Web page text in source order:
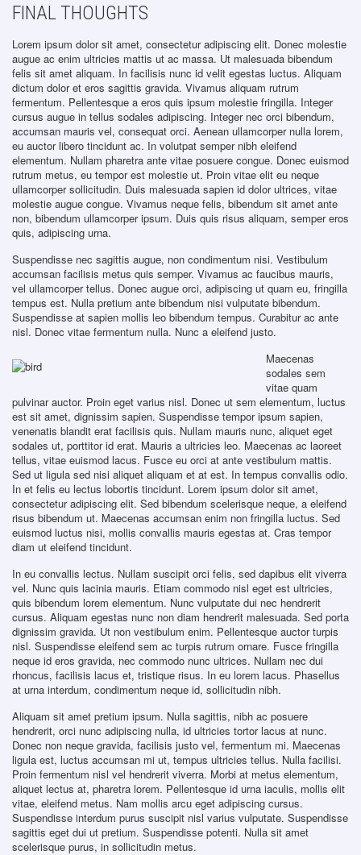
FINAL THOUGHTS
Lorem ipsum dolor sit amet, consectetur adipiscing elit. Donec molestie
augue ac enim ultricies mattis ut ac massa. Ut malesuada bibendum
felis sit amet aliquam. In facilisis nunc id velit egestas luctus. Aliquam
dictum dolor et eros sagittis gravida. Vivamus aliquam rutrum
fermentum. Pellentesque a eros quis ipsum molestie fringilla. Integer
cursus augue in tellus sodales adipiscing. Integer nec orci bibendum,
accumsan mauris vel, consequat orci. Aenean ullamcorper nulla lorem,
eu auctor libero tincidunt ac. In volutpat semper nibh eleifend
elementum. Nullam pharetra ante vitae posuere congue. Donec euismod
rutrum metus, eu tempor est molestie ut. Proin vitae elit eu neque
ullamcorper sollicitudin. Duis malesuada sapien id dolor ultrices, vitae
molestie augue congue. Vivamus neque felis, bibendum sit amet ante
non, bibendum ullamcorper ipsum. Duis quis risus aliquam, semper eros
quis, adipiscing urna.
Suspendisse nec sagittis augue, non condimentum nisi. Vestibulum
accumsan facilisis metus quis semper. Vivamus ac faucibus mauris,
vel ullamcorper tellus. Donec augue orci, adipiscing ut quam eu, fringilla
tempus est. Nulla pretium ante bibendum nisi vulputate bibendum.
Suspendisse at sapien mollis leo bibendum tempus. Curabitur ac ante
nisl. Donec vitae fermentum nulla. Nunc a eleifend justo.
Maecenas
sodales sem
vitae quam
pulvinar auctor. Proin eget varius nisl. Donec ut sem elementum, luctus
est sit amet, dignissim sapien. Suspendisse tempor ipsum sapien,
venenatis blandit erat facilisis quis. Nullam mauris nunc, aliquet eget
sodales ut, porttitor id erat. Mauris a ultricies leo. Maecenas ac laoreet
tellus, vitae euismod lacus. Fusce eu orci at ante vestibulum mattis.
Sed ut ligula sed nisi aliquet aliquam et at est. In tempus convallis odio.
In et felis eu lectus lobortis tincidunt. Lorem ipsum dolor sit amet,
consectetur adipiscing elit. Sed bibendum scelerisque neque, a eleifend
risus bibendum ut. Maecenas accumsan enim non fringilla luctus. Sed
euismod luctus nisi, mollis convallis mauris egestas at. Cras tempor
diam ut eleifend tincidunt.
In eu convallis lectus. Nullam suscipit orci felis, sed dapibus elit viverra
vel. Nunc quis lacinia mauris. Etiam commodo nisl eget est ultricies,
quis bibendum lorem elementum. Nunc vulputate dui nec hendrerit
cursus. Aliquam egestas nunc non diam hendrerit malesuada. Sed porta
dignissim gravida. Ut non vestibulum enim. Pellentesque auctor turpis
nisl. Suspendisse eleifend sem ac turpis rutrum ornare. Fusce fringilla
neque id eros gravida, nec commodo nunc ultrices. Nullam nec dui
rhoncus, facilisis lacus et, tristique risus. In eu lorem lacus. Phasellus
at urna interdum, condimentum neque id, sollicitudin nibh.
Aliquam sit amet pretium ipsum. Nulla sagittis, nibh ac posuere
hendrerit, orci nunc adipiscing nulla, id ultricies tortor lacus at nunc.
Donec non neque gravida, facilisis justo vel, fermentum mi. Maecenas
ligula est, luctus accumsan mi ut, tempus ultricies tellus. Nulla facilisi.
Proin fermentum nisl vel hendrerit viverra. Morbi at metus elementum,
aliquet lectus at, pharetra lorem. Pellentesque id urna iaculis, mollis elit
vitae, eleifend metus. Nam mollis arcu eget adipiscing cursus.
Suspendisse interdum purus suscipit nisl varius vulputate. Suspendisse
sagittis eget dui ut pretium. Suspendisse potenti. Nulla sit amet
scelerisque purus, in sollicitudin metus.